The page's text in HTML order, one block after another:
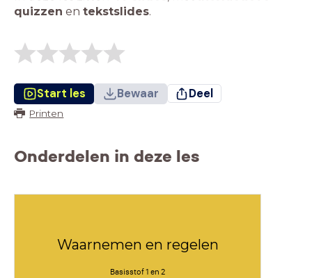
quizzen en tekstslides.
Start les Bewaar Deel
Printen
Onderdelen in deze les
Waarnemen en regelen
Basisstof 1 en 2